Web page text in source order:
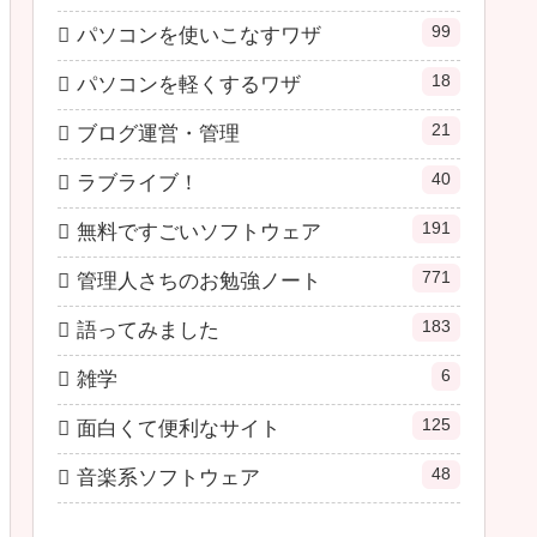
パソコンを使いこなすワザ 99
パソコンを軽くするワザ 18
ブログ運営・管理 21
ラブライブ！ 40
無料ですごいソフトウェア 191
管理人さちのお勉強ノート 771
語ってみました 183
雑学 6
面白くて便利なサイト 125
音楽系ソフトウェア 48